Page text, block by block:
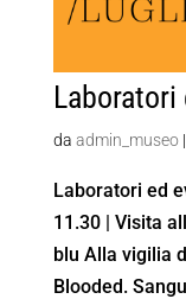
da admin_museo|
Laboratori ed
11.30 | Visita
blu Alla vigilia
Blooded.